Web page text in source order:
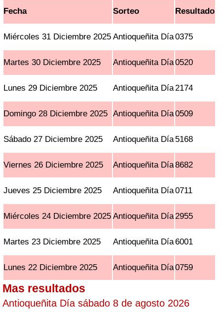
Fecha Sorteo Resultado
Miércoles 31 Diciembre 2025 Antioqueñita Día0375
Martes 30 Diciembre 2025 Antioqueñita Día0520
Lunes 29 Diciembre 2025 Antioqueñita Día2174
Domingo 28 Diciembre 2025 Antioqueñita Día0509
Sábado 27 Diciembre 2025 Antioqueñita Día5168
Viernes 26 Diciembre 2025 Antioqueñita Día8682
Jueves 25 Diciembre 2025 Antioqueñita Día0711
Miércoles 24 Diciembre 2025 Antioqueñita Día2955
Martes 23 Diciembre 2025 Antioqueñita Día6001
Lunes 22 Diciembre 2025 Antioqueñita Día0759
Mas resultados
Antioqueñita Día sábado 8 de agosto 2026